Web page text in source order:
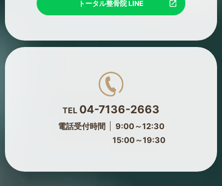
トータル整骨院 LINE
TEL 04-7136-2663
電話受付時間
9:00～12:30
15:00～19:30